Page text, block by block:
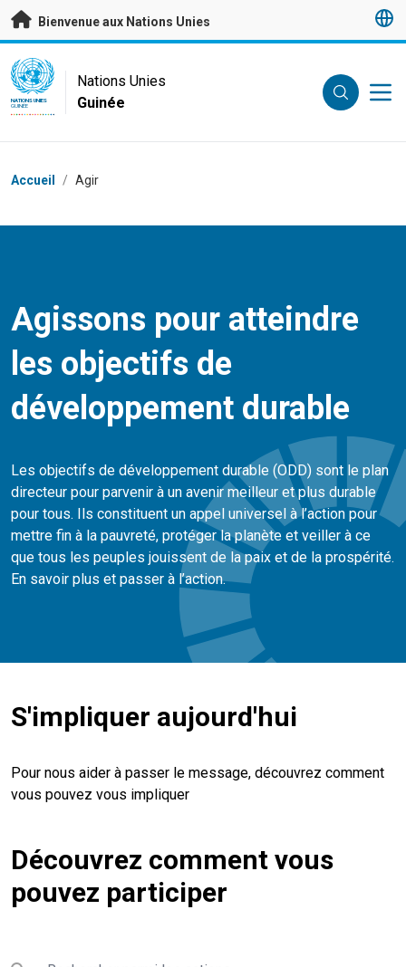
Passer au contenu principal
Bienvenue aux Nations Unies
UN Logo
NATIONS UNIES
GUINÉE
Nations Unies
Guinée
Fil d'Ariane
Accueil / Agir
Agissons pour atteindre
les objectifs de
développement durable
Les objectifs de développement durable (ODD) sont le plan
directeur pour parvenir à un avenir meilleur et plus durable
pour tous. Ils constituent un appel universel à l’action pour
mettre fin à la pauvreté, protéger la planète et veiller à ce
que tous les peuples jouissent de la paix et de la prospérité.
En savoir plus et passer à l’action.
S'impliquer aujourd'hui
Pour nous aider à passer le message, découvrez comment
vous pouvez vous impliquer
Découvrez comment vous
pouvez participer
Rechercher